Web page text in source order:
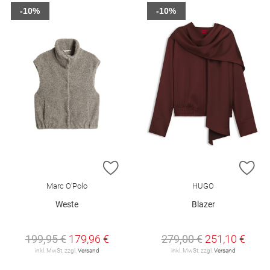
ZUR WUNSCHLISTE HINZUFÜGEN
Marc O'Polo
Weste
199,95 € 179,96 €
inkl. MwSt. zzgl. Versand
-10%
HUGO
Blazer
279,00 € 251,10 €
inkl. MwSt. zzgl. Versand
-10%